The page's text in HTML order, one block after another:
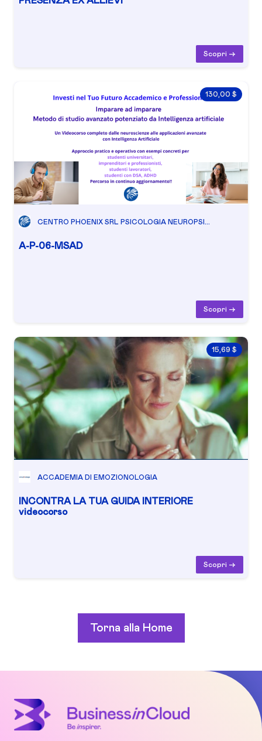
Scopri ->
130,00 $
CENTRO PHOENIX SRL PSICOLOGIA NEUROPSI...
A-P-06-MSAD
Scopri ->
15,69 $
ACCADEMIA DI EMOZIONOLOGIA
INCONTRA LA TUA GUIDA INTERIORE
videocorso
Scopri ->
Torna alla Home